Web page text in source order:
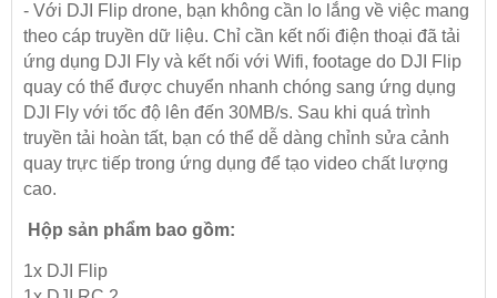
- Với DJI Flip drone, bạn không cần lo lắng về việc mang
theo cáp truyền dữ liệu. Chỉ cần kết nối điện thoại đã tải
ứng dụng DJI Fly và kết nối với Wifi, footage do DJI Flip
quay có thể được chuyển nhanh chóng sang ứng dụng
DJI Fly với tốc độ lên đến 30MB/s. Sau khi quá trình
truyền tải hoàn tất, bạn có thể dễ dàng chỉnh sửa cảnh
quay trực tiếp trong ứng dụng để tạo video chất lượng
cao.
Hộp sản phẩm bao gồm:
1x DJI Flip